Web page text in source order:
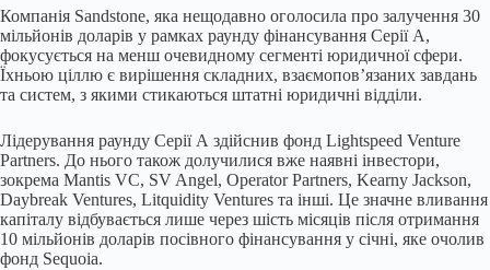
Компанія Sandstone, яка нещодавно оголосила про залучення 30
мільйонів доларів у рамках раунду фінансування Серії А,
фокусується на менш очевидному сегменті юридичної сфери.
Їхньою ціллю є вирішення складних, взаємопов’язаних завдань
та систем, з якими стикаються штатні юридичні відділи.
Лідерування раунду Серії А здійснив фонд Lightspeed Venture
Partners. До нього також долучилися вже наявні інвестори,
зокрема Mantis VC, SV Angel, Operator Partners, Kearny Jackson,
Daybreak Ventures, Litquidity Ventures та інші. Це значне вливання
капіталу відбувається лише через шість місяців після отримання
10 мільйонів доларів посівного фінансування у січні, яке очолив
фонд Sequoia.